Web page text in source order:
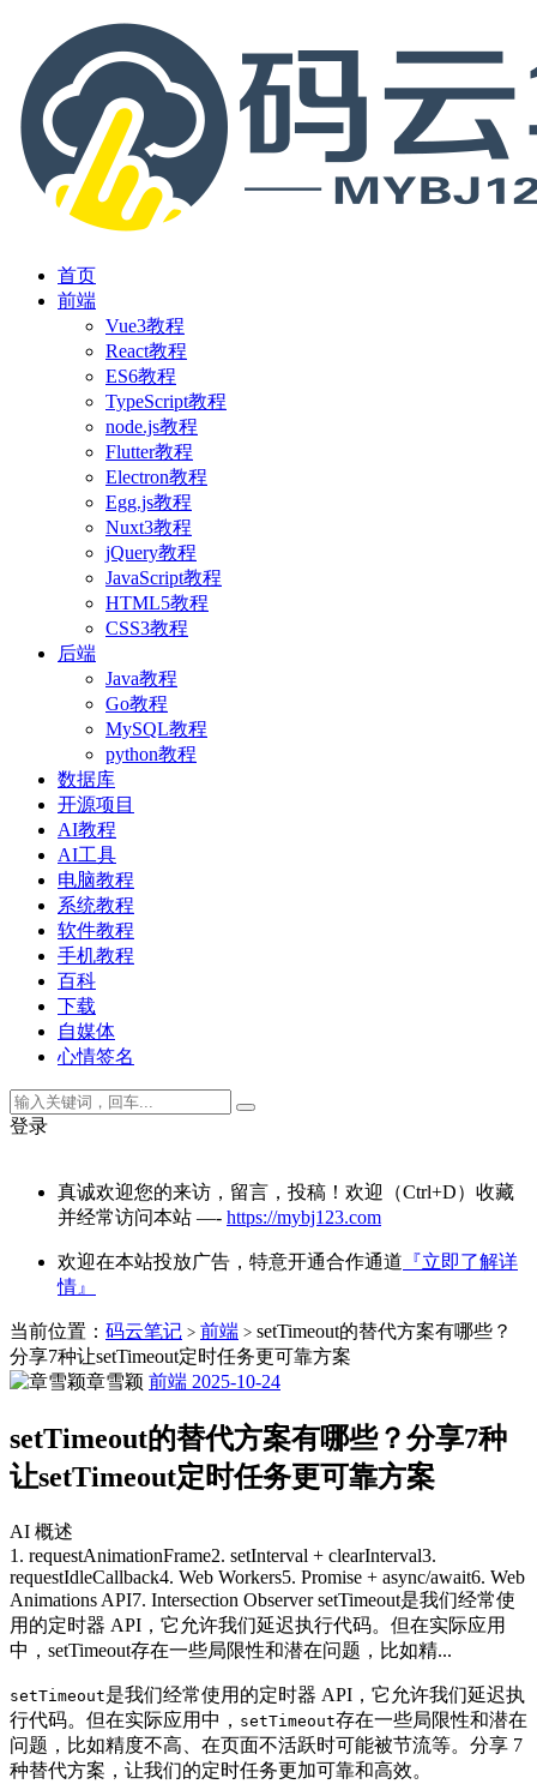
首页
前端
Vue3教程
React教程
ES6教程
TypeScript教程
node.js教程
Flutter教程
Electron教程
Egg.js教程
Nuxt3教程
jQuery教程
JavaScript教程
HTML5教程
CSS3教程
后端
Java教程
Go教程
MySQL教程
python教程
数据库
开源项目
AI教程
AI工具
电脑教程
系统教程
软件教程
手机教程
百科
下载
自媒体
心情签名
登录
真诚欢迎您的来访，留言，投稿！欢迎（Ctrl+D）收藏
并经常访问本站 —- https://mybj123.com
欢迎在本站投放广告，特意开通合作通道 『立即了解详
情』
当前位置： 码云笔记 > 前端 > setTimeout的替代方案有哪些？
分享7种让setTimeout定时任务更可靠方案
章雪颖 前端 2025-10-24
setTimeout的替代方案有哪些？分享7种
让setTimeout定时任务更可靠方案
AI 概述
1. requestAnimationFrame2. setInterval + clearInterval3.
requestIdleCallback4. Web Workers5. Promise + async/await6. Web
Animations API7. Intersection Observer setTimeout是我们经常使
用的定时器 API，它允许我们延迟执行代码。但在实际应用
中，setTimeout存在一些局限性和潜在问题，比如精...
setTimeout是我们经常使用的定时器 API，它允许我们延迟执
行代码。但在实际应用中， setTimeout存在一些局限性和潜在
问题，比如精度不高、在页面不活跃时可能被节流等。分享 7
种替代方案，让我们的定时任务更加可靠和高效。